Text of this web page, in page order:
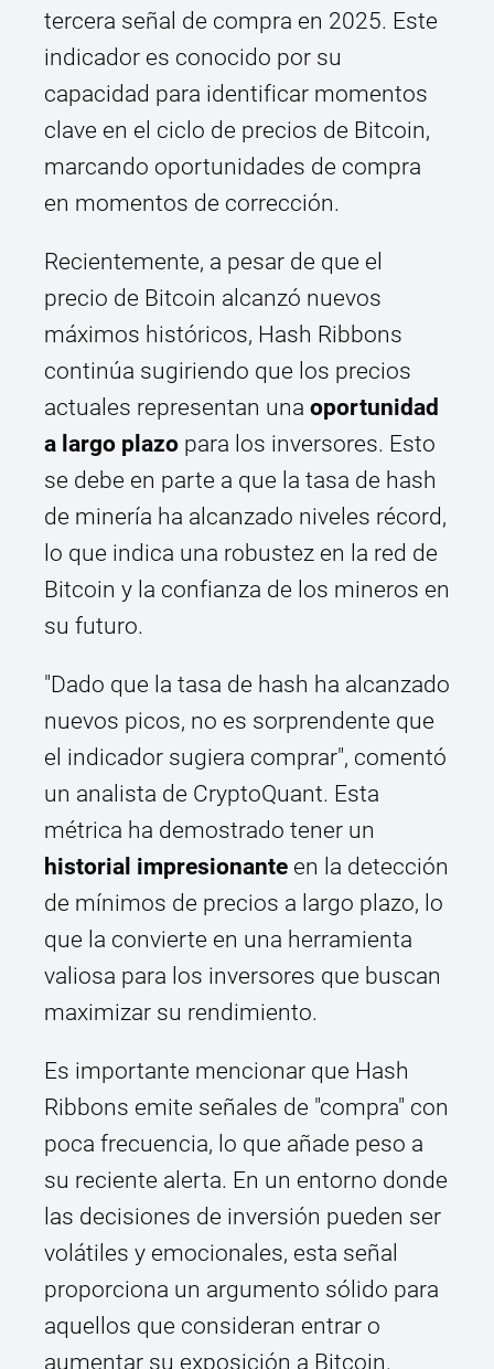
tercera señal de compra en 2025. Este
indicador es conocido por su
capacidad para identificar momentos
clave en el ciclo de precios de Bitcoin,
marcando oportunidades de compra
en momentos de corrección.
Recientemente, a pesar de que el
precio de Bitcoin alcanzó nuevos
máximos históricos, Hash Ribbons
continúa sugiriendo que los precios
actuales representan una oportunidad
a largo plazo para los inversores. Esto
se debe en parte a que la tasa de hash
de minería ha alcanzado niveles récord,
lo que indica una robustez en la red de
Bitcoin y la confianza de los mineros en
su futuro.
"Dado que la tasa de hash ha alcanzado
nuevos picos, no es sorprendente que
el indicador sugiera comprar", comentó
un analista de CryptoQuant. Esta
métrica ha demostrado tener un
historial impresionante en la detección
de mínimos de precios a largo plazo, lo
que la convierte en una herramienta
valiosa para los inversores que buscan
maximizar su rendimiento.
Es importante mencionar que Hash
Ribbons emite señales de "compra" con
poca frecuencia, lo que añade peso a
su reciente alerta. En un entorno donde
las decisiones de inversión pueden ser
volátiles y emocionales, esta señal
proporciona un argumento sólido para
aquellos que consideran entrar o
aumentar su exposición a Bitcoin.